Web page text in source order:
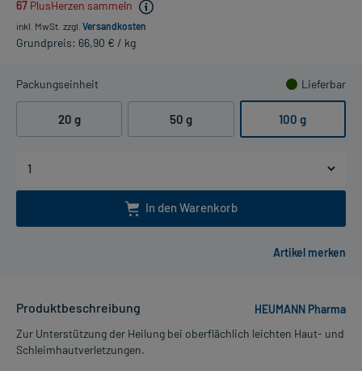
67 PlusHerzen sammeln
inkl. MwSt. zzgl. Versandkosten
Grundpreis: 66,90 € / kg
Packungseinheit Lieferbar
20 g 50 g 100 g
In den Warenkorb
Produktbeschreibung
HEUMANN Pharma
Zur Unterstützung der Heilung bei oberflächlich leichten Haut- und
Schleimhautverletzungen.